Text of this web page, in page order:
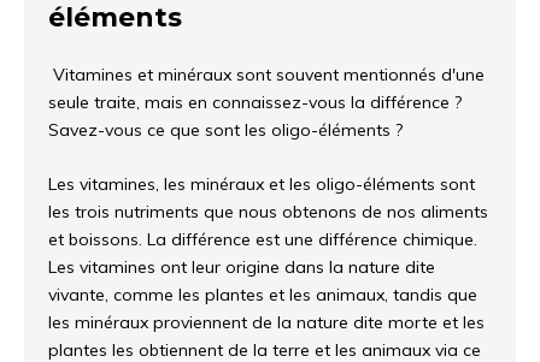
éléments
Vitamines et minéraux sont souvent mentionnés d'une
seule traite, mais en connaissez-vous la différence ?
Savez-vous ce que sont les oligo-éléments ?
Les vitamines, les minéraux et les oligo-éléments sont
les trois nutriments que nous obtenons de nos aliments
et boissons. La différence est une différence chimique.
Les vitamines ont leur origine dans la nature dite
vivante, comme les plantes et les animaux, tandis que
les minéraux proviennent de la nature dite morte et les
plantes les obtiennent de la terre et les animaux via ce